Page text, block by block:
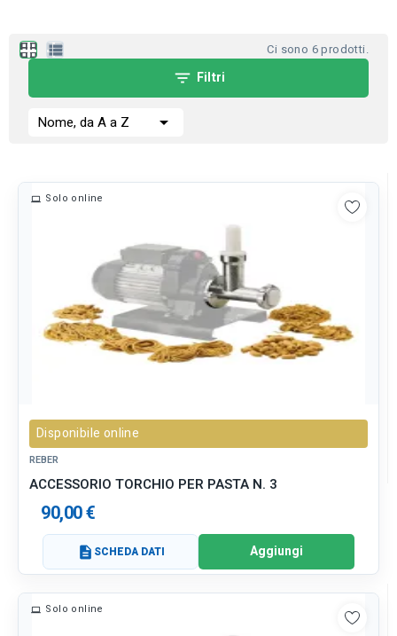
apps view_list Ci sono 6 prodotti.
filter_list Filtri
Nome, da A a Z 
Solo online
Disponibile online
REBER
ACCESSORIO TORCHIO PER PASTA N. 3
90,00 €
description SCHEDA DATI Aggiungi
Solo online